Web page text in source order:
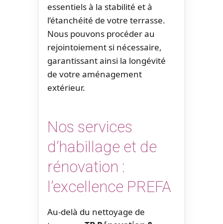
essentiels à la stabilité et à
l’étanchéité de votre terrasse.
Nous pouvons procéder au
rejointoiement si nécessaire,
garantissant ainsi la longévité
de votre aménagement
extérieur.
Nos services
d’habillage et de
rénovation :
l’excellence PREFA
Au-delà du nettoyage de